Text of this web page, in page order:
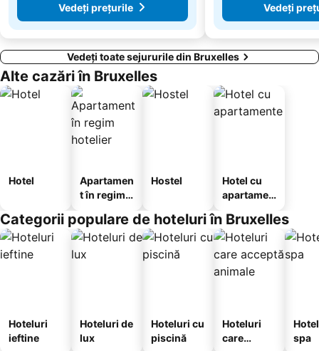
Vedeți prețurile
Vedeți
Vedeți toate sejururile din Bruxelles
Alte cazări în Bruxelles
Hotel
Apartamen
t în regim
Hostel
Hotel cu
apartamen
Categorii populare de hoteluri în Bruxelles
Hoteluri
ieftine
Hoteluri de
lux
Hoteluri cu
piscină
Hoteluri
care
spa